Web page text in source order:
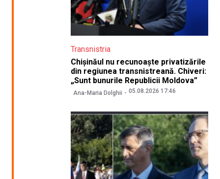
Transnistria
Chișinăul nu recunoaște privatizările
din regiunea transnistreană. Chiveri:
„Sunt bunurile Republicii Moldova”
Ana-Maria Dolghii 05.08.2026 17:46